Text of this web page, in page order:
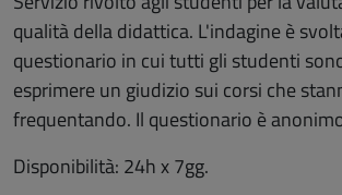
qualità della didattica. L'indagine è
questionario in cui tutti gli studenti
esprimere un giudizio sui corsi che
frequentando. Il questionario è
Disponibilità: 24h x 7gg.